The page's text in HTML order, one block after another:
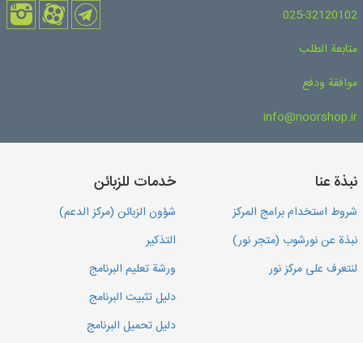
025-32120102
متابعة الطلب
موافقة ودفع
info@noorshop.ir
نبذة عنا
شروط استخدام برامج المركز
نبذة عن نورشوب (متجر نور)
لنتعرف على مركز نور
خدمات للزبائن
شؤون الزبائن (مركز الدعم)
التذكير
ورشة تعليم البرنامج
دليل تثبيت البرنامج
دليل تحميل البرنامج